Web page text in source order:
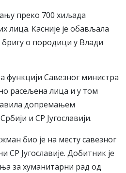
преко 700 хиљада
лица. Касније је обављала
о породици у Влади
функцији Савезног министра
расељена лица и у том
допремањем
и СР Југославији.
био је на месту савезног
СР Југославије. Добитник је
за хуманитарни рад од